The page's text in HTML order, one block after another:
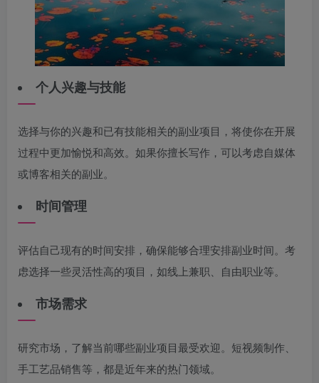
个人兴趣与技能
选择与你的兴趣和已有技能相关的副业项目，将使你在开展
过程中更加愉悦和高效。如果你擅长写作，可以考虑自媒体
或博客相关的副业。
时间管理
评估自己现有的时间安排，确保能够合理安排副业时间。考
虑选择一些灵活性高的项目，如线上兼职、自由职业等。
市场需求
研究市场，了解当前哪些副业项目最受欢迎。短视频制作、
手工艺品销售等，都是近年来的热门领域。